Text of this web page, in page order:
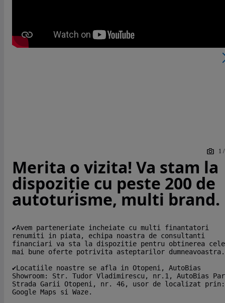
1
Merita o vizita! Va stam la
dispoziție cu peste 200 de
autoturisme, multi brand.
✔Avem parteneriate incheiate cu multi finantatori
renumiti in piata, echipa noastra de consultanti
financiari va sta la dispozitie pentru obtinerea
mai bune oferte potrivita asteptarilor dumneavoastra.
✔Locatiile noastre se afla in Otopeni, AutoBias
Showroom: Str. Tudor Vladimirescu, nr.1, AutoBias
Strada Garii Otopeni, nr. 46, usor de localizat prin:
Google Maps si Waze.